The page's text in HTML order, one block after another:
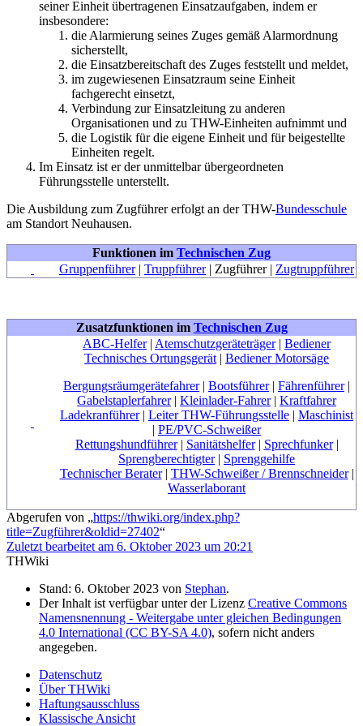
seiner Einheit übertragenen Einsatzaufgaben, indem er
insbesondere:
die Alarmierung seines Zuges gemäß Alarmordnung
sicherstellt,
die Einsatzbereitschaft des Zuges feststellt und meldet,
im zugewiesenen Einsatzraum seine Einheit
fachgerecht einsetzt,
Verbindung zur Einsatzleitung zu anderen
Organisationen und zu THW-Einheiten aufnimmt und
die Logistik für die eigene Einheit und für beigestellte
Einheiten regelt.
Im Einsatz ist er der unmittelbar übergeordneten
Führungsstelle unterstellt.
Die Ausbildung zum Zugführer erfolgt an der THW-Bundesschule
am Standort Neuhausen.
Funktionen im Technischen Zug
Gruppenführer| Truppführer| Zugführer| Zugtruppführer
Zusatzfunktionen im Technischen Zug
ABC-Helfer| Atemschutzgeräteträger| Bediener
Technisches Ortungsgerät | Bediener Motorsäge
Bergungsräumgerätefahrer| Bootsführer| Fährenführer|
Gabelstaplerfahrer| Kleinlader-Fahrer| Kraftfahrer
Ladekranführer| Leiter THW-Führungsstelle | Maschinist
| PE/PVC-Schweißer
Rettungshundführer| Sanitätshelfer| Sprechfunker|
Sprengberechtigter| Sprenggehilfe
Technischer Berater| THW-Schweißer / Brennschneider|
Wasserlaborant
Abgerufen von „https://thwiki.org/index.php?
title=Zugführer&oldid=27402“
Zuletzt bearbeitet am 6. Oktober 2023 um 20:21
THWiki
Stand: 6. Oktober 2023 von Stephan.
Der Inhalt ist verfügbar unter der Lizenz Creative Commons
Namensnennung - Weitergabe unter gleichen Bedingungen
4.0 International (CC BY-SA 4.0), sofern nicht anders
angegeben.
Datenschutz
Über THWiki
Haftungsausschluss
Klassische Ansicht